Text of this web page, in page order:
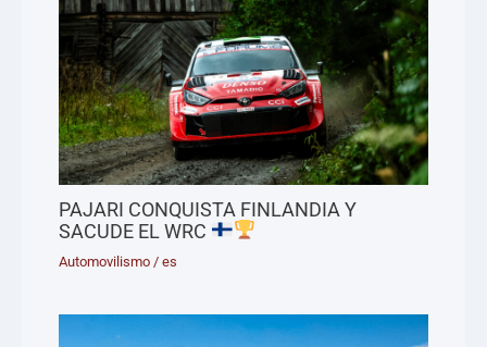
PAJARI CONQUISTA FINLANDIA Y
SACUDE EL WRC
Automovilismo /es